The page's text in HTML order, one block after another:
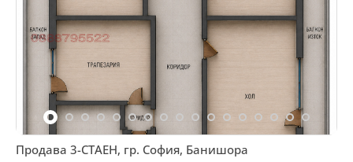
Продава 3-СТАЕН, гр. София, Банишора